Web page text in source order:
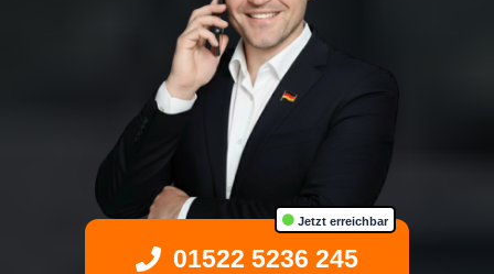
Jetzt erreichbar
01522 5236 245